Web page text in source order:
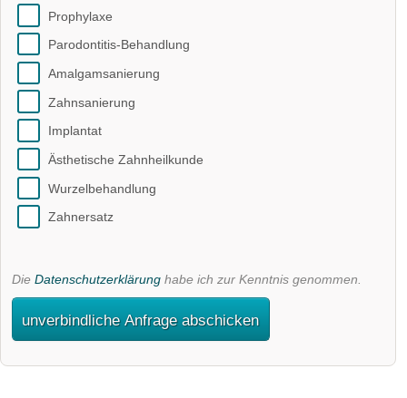
Prophylaxe
Parodontitis-Behandlung
Amalgamsanierung
Zahnsanierung
Implantat
Ästhetische Zahnheilkunde
Wurzelbehandlung
Zahnersatz
Die Datenschutzerklärung habe ich zur Kenntnis genommen.
unverbindliche Anfrage abschicken